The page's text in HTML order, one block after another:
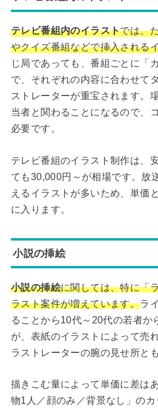
テレビ番組内のイラストでは、
やクイズ番組などで挿入される
じ局であっても、番組ごとに「
で、それぞれの内容に合わせて
ストレーターが重宝されます。
当者と関わることになるので、
必要です。
テレビ番組のイラスト制作は、
ても30,000円～が相場です。放
えるイラストが多いため、単価
に入ります。
小説の挿絵
小説の挿絵に関しては、特に「
ラスト案件が増えています。ラ
ることから10代～20代の若者か
が、表紙のイラストによって売
ラストレーターの腕の見せ所と
描きこむ量によって単価に差は
物1人／顔のみ／背景なし」の